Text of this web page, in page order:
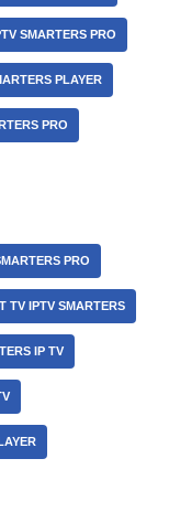
SMARTERS PRO
PLAYER
PRO
PRO
TV IPTV SMARTERS
IP TV